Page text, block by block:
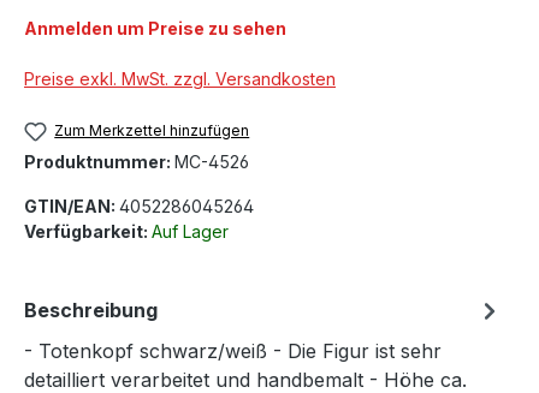
Anmelden um Preise zu sehen
Preise exkl. MwSt. zzgl. Versandkosten
Zum Merkzettel hinzufügen
Produktnummer: MC-4526
GTIN/EAN: 4052286045264
Verfügbarkeit: Auf Lager
Beschreibung
- Totenkopf schwarz/weiß - Die Figur ist sehr
detailliert verarbeitet und handbemalt - Höhe ca.